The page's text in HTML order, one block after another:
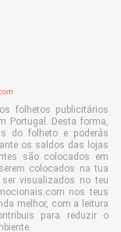
folhetos publicitários
Portugal. Desta forma,
do folheto e poderás
os saldos das lojas
são colocados em
colocados na tua
visualizados no teu
nos teus
melhor, com a leitura
para reduzir o